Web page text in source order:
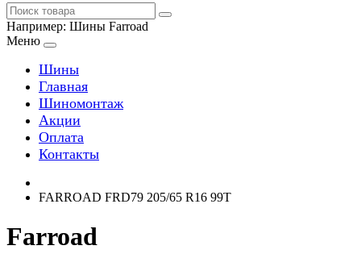
Например: Шины Farroad
Меню
Шины
Главная
Шиномонтаж
Акции
Оплата
Контакты
FARROAD FRD79 205/65 R16 99T
Farroad